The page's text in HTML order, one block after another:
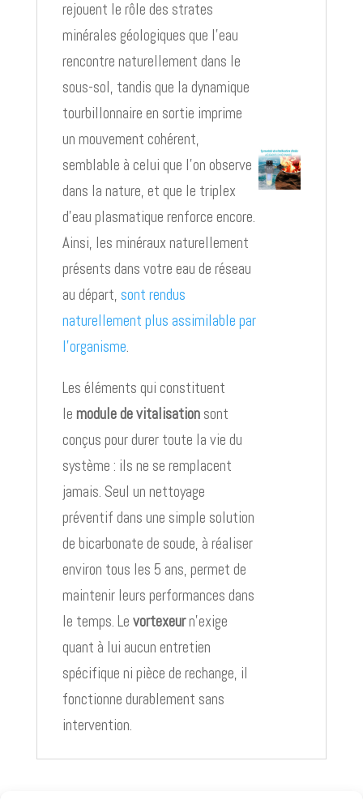
rejouent le rôle des strates
minérales géologiques que l’eau
rencontre naturellement dans le
sous-sol, tandis que la dynamique
tourbillonnaire en sortie imprime
un mouvement cohérent,
semblable à celui que l’on observe
dans la nature, et que le triplex
d’eau plasmatique renforce encore.
Ainsi, les minéraux naturellement
présents dans votre eau de réseau
au départ, sont rendus
naturellement plus assimilable par
l’organisme.
Les éléments qui constituent
le module de vitalisationsont
conçus pour durer toute la vie du
système : ils ne se remplacent
jamais. Seul un nettoyage
préventif dans une simple solution
de bicarbonate de soude, à réaliser
environ tous les 5 ans, permet de
maintenir leurs performances dans
le temps. Le vortexeurn’exige
quant à lui aucun entretien
spécifique ni pièce de rechange, il
fonctionne durablement sans
intervention.